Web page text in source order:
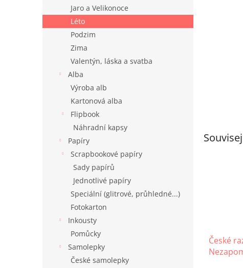
e
l
Jaro a Velikonoce
Léto
Podzim
Zima
Valentýn, láska a svatba
Alba
Výroba alb
Kartonová alba
Flipbook
Náhradní kapsy
Papíry
Scrapbookové papíry
Sady papírů
Jednotlivé papíry
Speciální (glitrové, průhledné...)
Fotokarton
Inkousty
Pomůcky
Samolepky
České samolepky
České